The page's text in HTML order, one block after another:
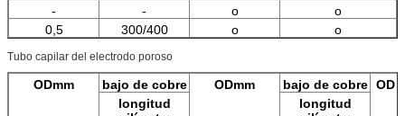
-
- o
o
0,5
300/400 o o
Tubo capilar del electrodo poroso
ODmm bajo de cobre ODmm bajo de cobre OD
longitud
longitud